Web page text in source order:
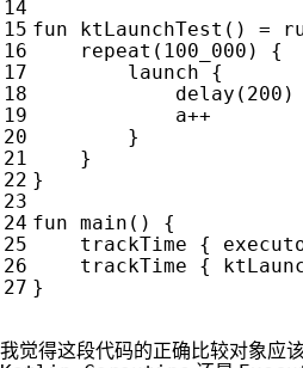
fun
ktLaunchTest () =
repeat ( 100 _000 )
{
launch
{
delay ( 200 )
a++
}
}
}
fun main ()
{
trackTime
{
trackTime
{
}
我觉得这段代码的正确比较对象应